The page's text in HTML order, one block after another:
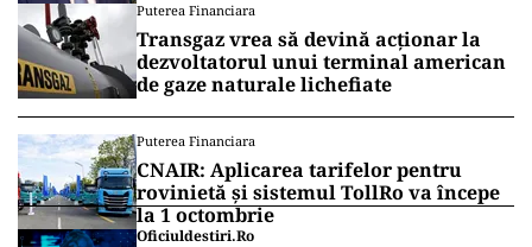
Puterea Financiara
Transgaz vrea să devină acționar la
dezvoltatorul unui terminal american
de gaze naturale lichefiate
Puterea Financiara
CNAIR: Aplicarea tarifelor pentru
rovinietă și sistemul TollRo va începe
la 1 octombrie
Oficiuldestiri.ro